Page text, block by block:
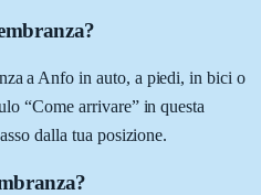
a Anfo in auto, a piedi, in bici o
“Come arrivare” in questa
dalla tua posizione.